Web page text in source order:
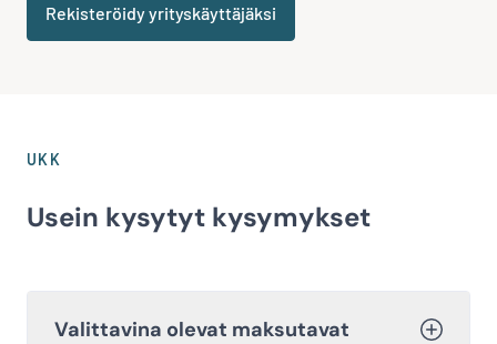
Rekisteröidy yrityskäyttäjäksi
UKK
Usein kysytyt kysymykset
Valittavina olevat maksutavat